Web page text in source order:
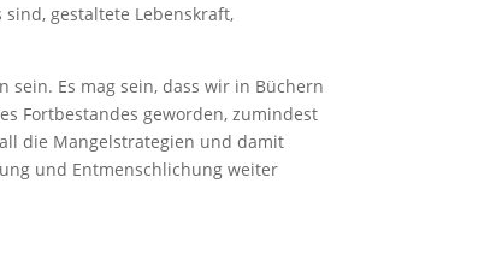
sind, gestaltete Lebenskraft,
Es mag sein, dass wir in Büchern
Fortbestandes geworden, zumindest
die Mangelstrategien und damit
und Entmenschlichung weiter